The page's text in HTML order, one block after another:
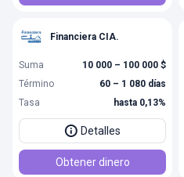
Financiera CIA.
Suma
10 000 – 100 000 $
Término
60 – 1 080 días
Tasa
hasta 0,13%
Detalles
Obtener dinero